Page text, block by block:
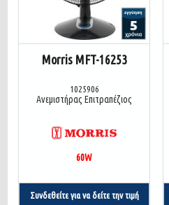
Morris MFT-16253
1025906
Ανεμιστήρας Επιτραπέζιος
60W
Συνδεθείτε για να δείτε την τιμή